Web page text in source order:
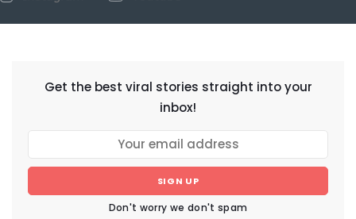
Get the best viral stories straight into your
inbox!
SIGN UP
Don't worry we don't spam